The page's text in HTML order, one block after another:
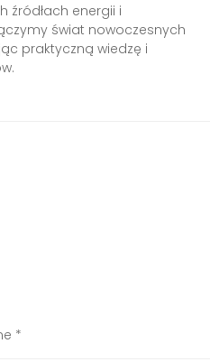
energii i
świat nowoczesnych
praktyczną wiedzę i
*